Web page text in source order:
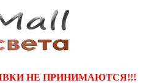
НЕ ПРИНИМАЮТСЯ!!!